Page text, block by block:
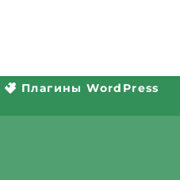
Плагины WordPress